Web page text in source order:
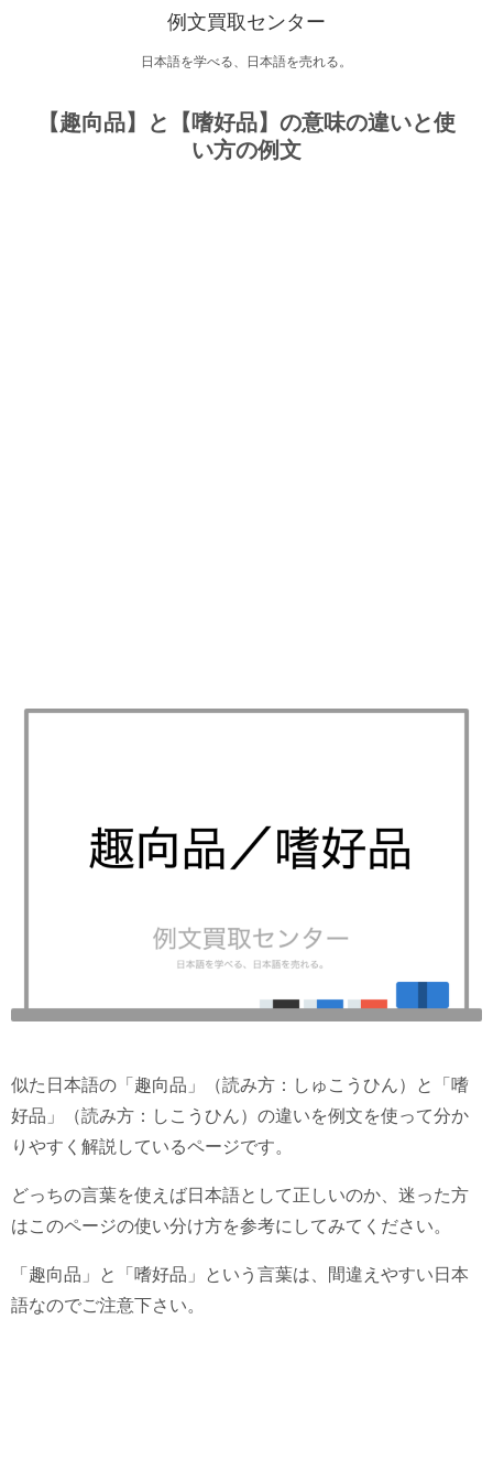
例文買取センター
日本語を学べる、日本語を売れる。
【趣向品】と【嗜好品】の意味の違いと使
い方の例文
似た日本語の「趣向品」（読み方：しゅこうひん）と「嗜
好品」（読み方：しこうひん）の違いを例文を使って分か
りやすく解説しているページです。
どっちの言葉を使えば日本語として正しいのか、迷った方
はこのページの使い分け方を参考にしてみてください。
「趣向品」と「嗜好品」という言葉は、間違えやすい日本
語なのでご注意下さい。